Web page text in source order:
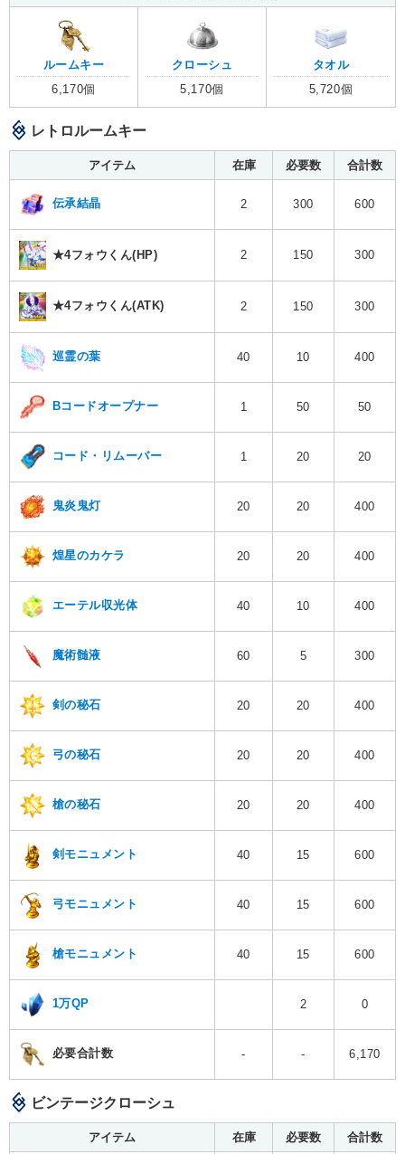
ルームキー
6,170個
クローシュ
5,170個
タオル
5,720個
レトロルームキー
アイテム 在庫 必要数 合計数
伝承結晶 2 300 600
★4フォウくん(HP) 2 150 300
★4フォウくん(ATK) 2 150 300
巡霊の葉 40 10 400
Bコードオープナー 1 50 50
コード・リムーバー 1 20 20
鬼炎鬼灯 20 20 400
煌星のカケラ 20 20 400
エーテル収光体 40 10 400
魔術髄液 60 5 300
剣の秘石 20 20 400
弓の秘石 20 20 400
槍の秘石 20 20 400
剣モニュメント 40 15 600
弓モニュメント 40 15 600
槍モニュメント 40 15 600
1万QP 2 0
必要合計数 - - 6,170
ビンテージクローシュ
アイテム 在庫 必要数 合計数